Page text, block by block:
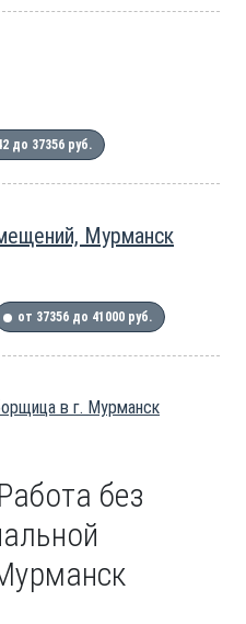
до 37356 руб.
Мурманск
от 37356 до 41000 руб.
в г. Мурманск
без